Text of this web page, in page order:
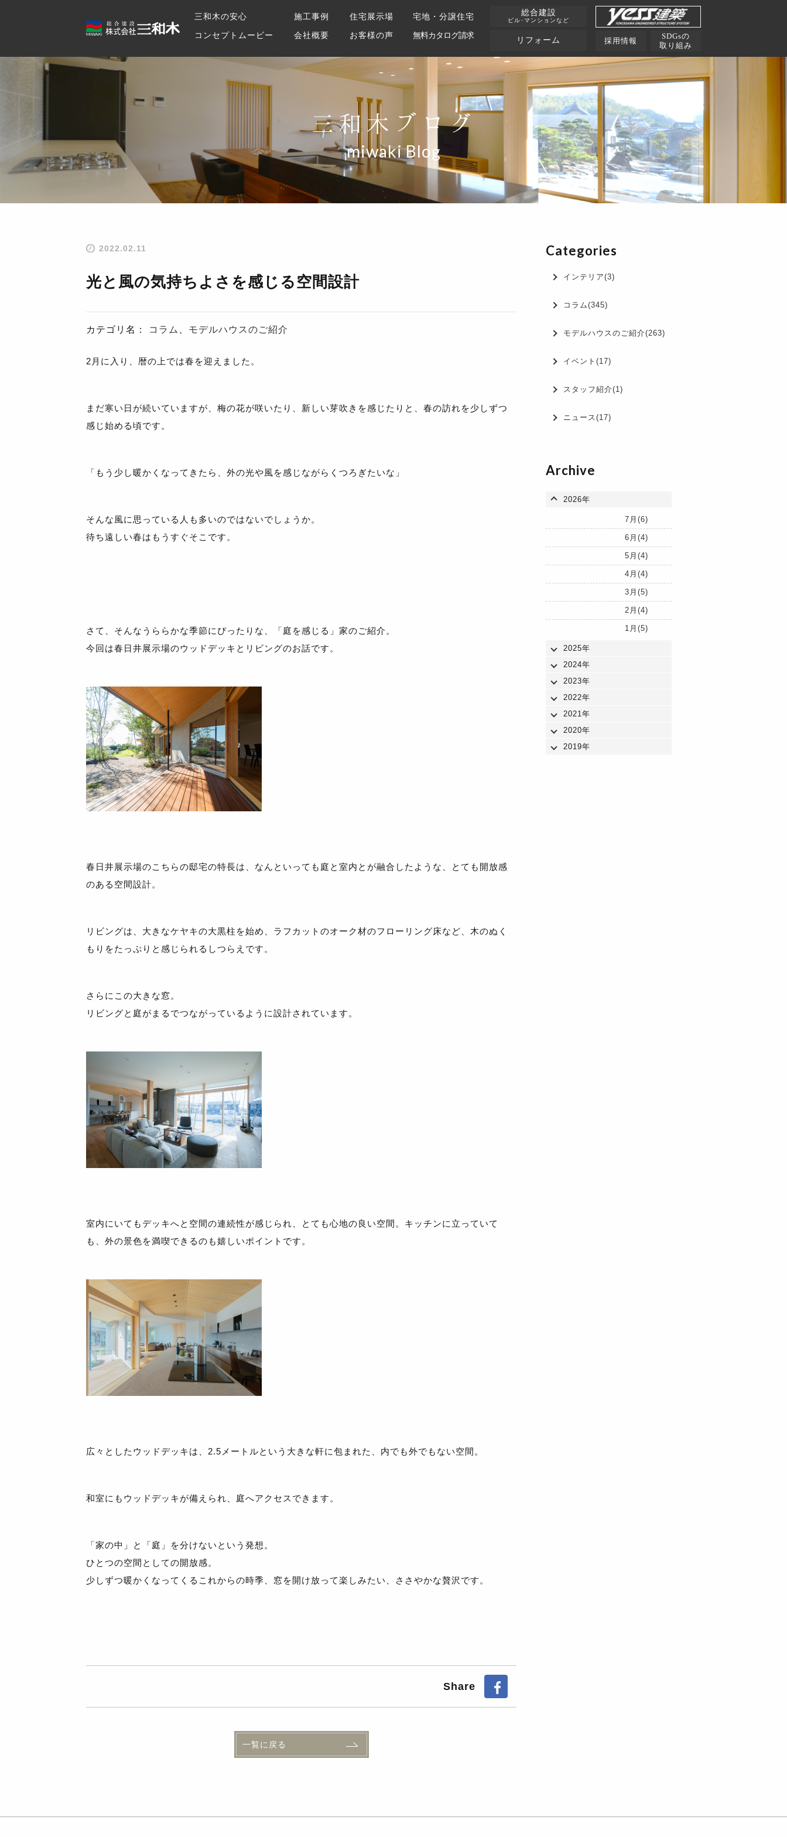
三和木の安心 施工事例 住宅展示場 宅地・分譲住宅
コンセプトムービー 会社概要 お客様の声 無料カタログ請求
総合建設
ビル･マンションなど
リフォーム 採用情報
SDGsの
取り組み
三和木ブログ
miwaki Blog
2022.02.11
光と風の気持ちよさを感じる空間設計
カテゴリ名： コラム モデルハウスのご紹介
2月に入り、暦の上では春を迎えました。
まだ寒い日が続いていますが、梅の花が咲いたり、新しい芽吹きを感じたりと、春の訪れを少しずつ
感じ始める頃です。
「もう少し暖かくなってきたら、外の光や風を感じながらくつろぎたいな」
そんな風に思っている人も多いのではないでしょうか。
待ち遠しい春はもうすぐそこです。
さて、そんなうららかな季節にぴったりな、「庭を感じる」家のご紹介。
今回は春日井展示場のウッドデッキとリビングのお話です。
春日井展示場のこちらの邸宅の特長は、なんといっても庭と室内とが融合したような、とても開放感
のある空間設計。
リビングは、大きなケヤキの大黒柱を始め、ラフカットのオーク材のフローリング床など、木のぬく
もりをたっぷりと感じられるしつらえです。
さらにこの大きな窓。
リビングと庭がまるでつながっているように設計されています。
室内にいてもデッキへと空間の連続性が感じられ、とても心地の良い空間。キッチンに立っていて
も、外の景色を満喫できるのも嬉しいポイントです。
広々としたウッドデッキは、2.5メートルという大きな軒に包まれた、内でも外でもない空間。
和室にもウッドデッキが備えられ、庭へアクセスできます。
「家の中」と「庭」を分けないという発想。
ひとつの空間としての開放感。
少しずつ暖かくなってくるこれからの時季、窓を開け放って楽しみたい、ささやかな贅沢です。
Share
一覧に戻る
Categories
インテリア(3)
コラム(345)
モデルハウスのご紹介(263)
イベント(17)
スタッフ紹介(1)
ニュース(17)
Archive
2026年
7月(6)
6月(4)
5月(4)
4月(4)
3月(5)
2月(4)
1月(5)
2025年
2024年
2023年
2022年
2021年
2020年
2019年